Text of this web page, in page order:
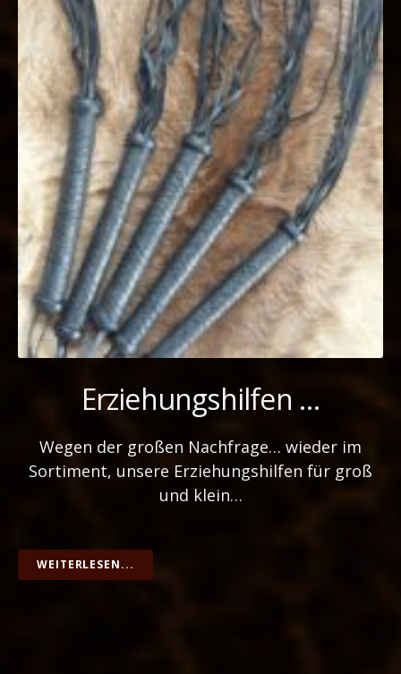
Erziehungshilfen …
Wegen der großen Nachfrage… wieder im
Sortiment, unsere Erziehungshilfen für groß
und klein…
WEITERLESEN...